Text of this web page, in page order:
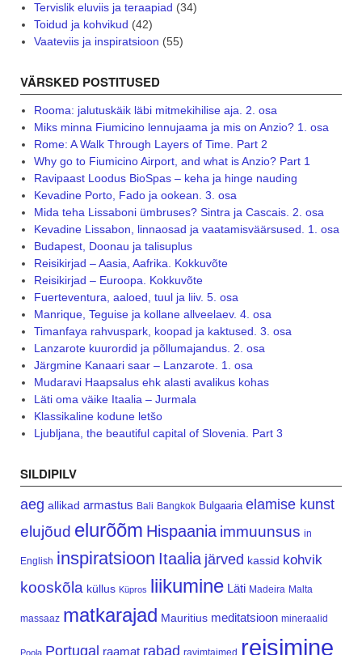
Tervislik eluviis ja teraapiad (34)
Toidud ja kohvikud (42)
Vaateviis ja inspiratsioon (55)
VÄRSKED POSTITUSED
Rooma: jalutuskäik läbi mitmekihilise aja. 2. osa
Miks minna Fiumicino lennujaama ja mis on Anzio? 1. osa
Rome: A Walk Through Layers of Time. Part 2
Why go to Fiumicino Airport, and what is Anzio? Part 1
Ravipaast Loodus BioSpas – keha ja hinge nauding
Kevadine Porto, Fado ja ookean. 3. osa
Mida teha Lissaboni ümbruses? Sintra ja Cascais. 2. osa
Kevadine Lissabon, linnaosad ja vaatamisväärsused. 1. osa
Budapest, Doonau ja talisuplus
Reisikirjad – Aasia, Aafrika. Kokkuvõte
Reisikirjad – Euroopa. Kokkuvõte
Fuerteventura, aaloed, tuul ja liiv. 5. osa
Manrique, Teguise ja kollane allveelaev. 4. osa
Timanfaya rahvuspark, koopad ja kaktused. 3. osa
Lanzarote kuurordid ja põllumajandus. 2. osa
Järgmine Kanaari saar – Lanzarote. 1. osa
Mudaravi Haapsalus ehk alasti avalikus kohas
Läti oma väike Itaalia – Jurmala
Klassikaline kodune letšo
Ljubljana, the beautiful capital of Slovenia. Part 3
SILDIPILV
aeg allikad armastus Bali Bangkok Bulgaaria elamise kunst
elujõud elurõõm Hispaania immuunsus in
English inspiratsioon Itaalia järved kassid kohvik
kooskõla küllus Küpros liikumine Läti Madeira Malta
massaaz matkarajad Mauritius meditatsioon mineraalid
Poola Portugal raamat rabad reisimine